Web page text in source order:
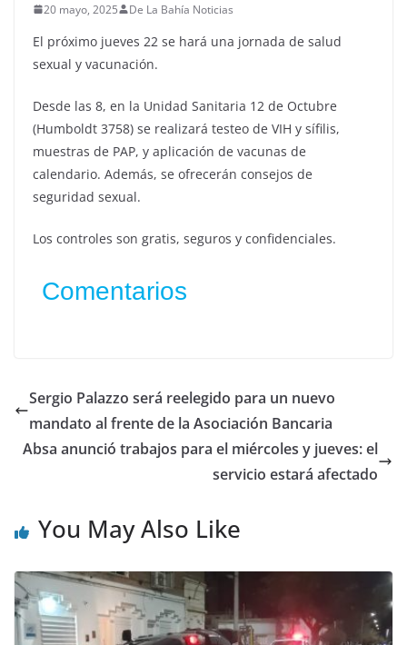
20 mayo, 2025 De La Bahía Noticias
El próximo jueves 22 se hará una jornada de salud
sexual y vacunación.
Desde las 8, en la Unidad Sanitaria 12 de Octubre
(Humboldt 3758) se realizará testeo de VIH y sífilis,
muestras de PAP, y aplicación de vacunas de
calendario. Además, se ofrecerán consejos de
seguridad sexual.
Los controles son gratis, seguros y confidenciales.
Comentarios
Sergio Palazzo será reelegido para un nuevo
mandato al frente de la Asociación Bancaria
Absa anunció trabajos para el miércoles y jueves: el
servicio estará afectado
You May Also Like